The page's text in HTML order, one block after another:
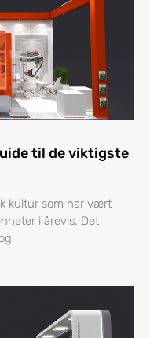
til de viktigste
kultur som har vært
i årevis. Det